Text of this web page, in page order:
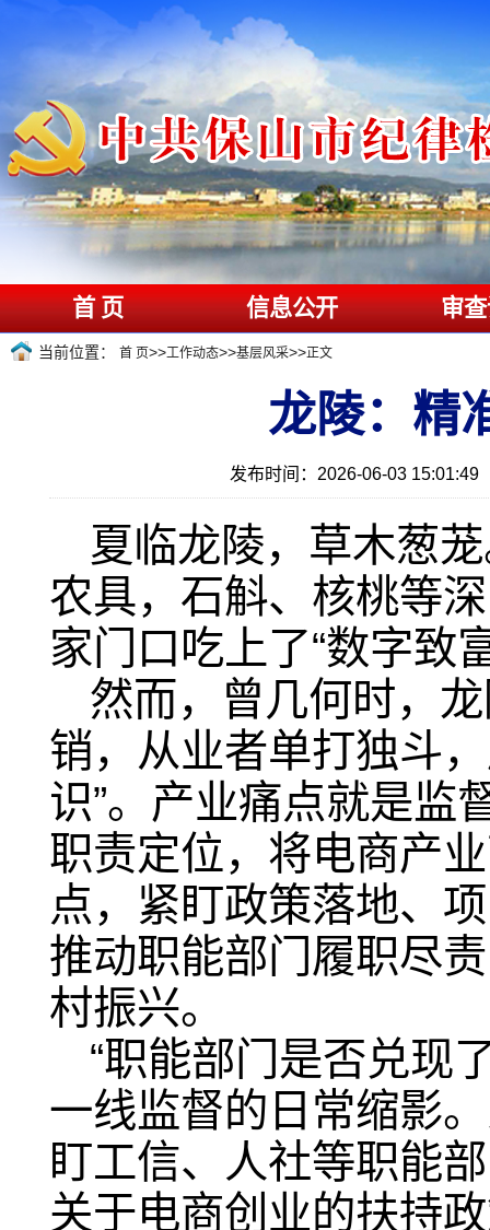
首 页 信息公开 审
当前位置： 首 页>>工作动态>>基层风采>>正文
龙陵：精
发布时间：2026-06-03 15:01:49
夏临龙陵，草木葱
农具，石斛、核桃等
家门口吃上了“数字致
然而，曾几何时，
销，从业者单打独斗
识”。产业痛点就是监
职责定位，将电商产
点，紧盯政策落地、
推动职能部门履职尽
村振兴。
“职能部门是否兑现
一线监督的日常缩影
盯工信、人社等职能
关于电商创业的扶持